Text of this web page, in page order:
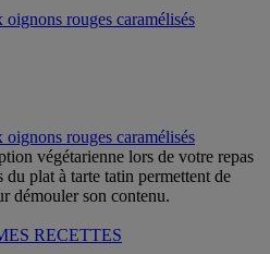
rouges caramélisés
rouges caramélisés
végétarienne lors de votre repas
du plat à tarte tatin permettent de
démouler son contenu.
RECETTES